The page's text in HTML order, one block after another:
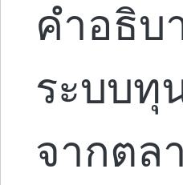
คำอธิบ
ระบบทุ
จากตล